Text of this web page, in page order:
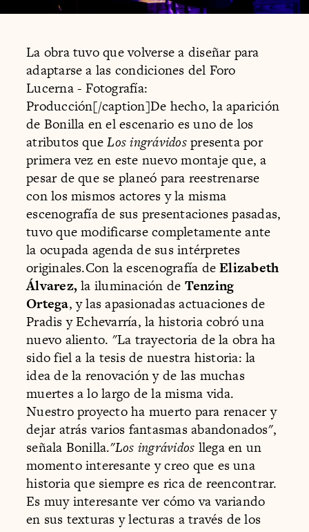
La obra tuvo que volverse a diseñar para
adaptarse a las condiciones del Foro
Lucerna - Fotografía:
Producción[/caption]De hecho, la aparición
de Bonilla en el escenario es uno de los
atributos queLos ingrávidospresenta por
primera vez en este nuevo montaje que, a
pesar de que se planeó para reestrenarse
con los mismos actores y la misma
escenografía de sus presentaciones pasadas,
tuvo que modificarse completamente ante
la ocupada agenda de sus intérpretes
originales.Con la escenografía deElizabeth
Álvarez,la iluminación de Tenzing
Ortega, y las apasionadas actuaciones de
Pradis y Echevarría, la historia cobró una
nuevo aliento. "La trayectoria de la obra ha
sido fiel a la tesis de nuestra historia: la
idea de la renovación y de las muchas
muertes a lo largo de la misma vida.
Nuestro proyecto ha muerto para renacer y
dejar atrás varios fantasmas abandonados",
señala Bonilla."Los ingrávidos llega en un
momento interesante y creo que es una
historia que siempre es rica de reencontrar.
Es muy interesante ver cómo va variando
en sus texturas y lecturas a través de los